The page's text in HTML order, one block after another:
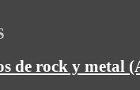
de rock y metal